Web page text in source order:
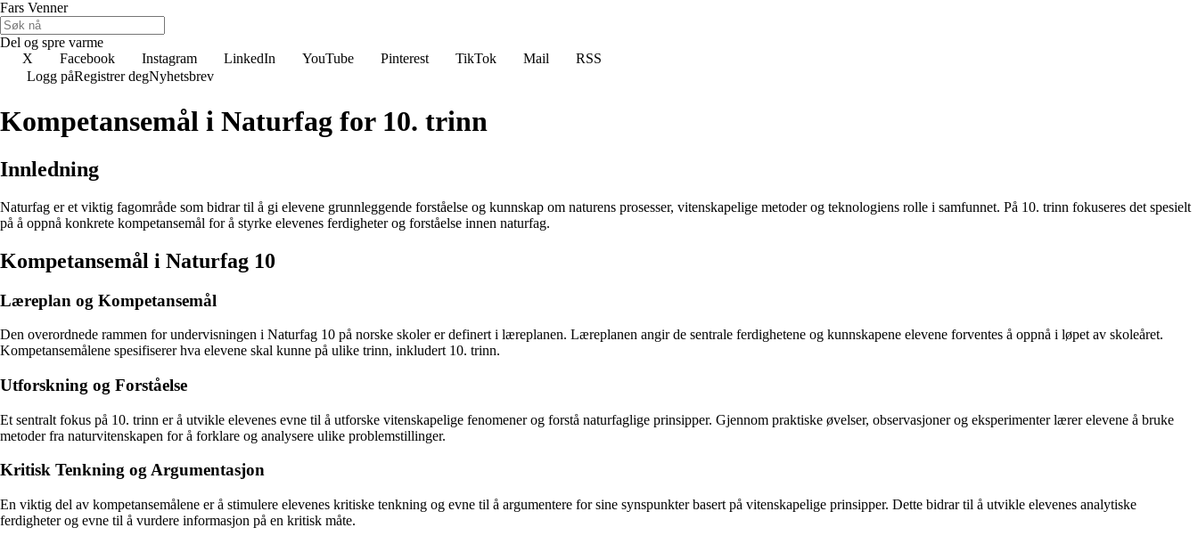
Fars Venner
Del og spre varme
X
Facebook Instagram LinkedIn YouTube Pinterest TikTok Mail
RSS
Logg påRegistrer degNyhetsbrev
Kompetansemål i Naturfag for 10. trinn
Innledning
Naturfag er et viktig fagområde som bidrar til å gi elevene grunnleggende forståelse og kunnskap om naturens prosesser, vitenskapelige metoder og teknologiens rolle i samfunnet. På 10. trinn fokuseres det spesielt
på å oppnå konkrete kompetansemål for å styrke elevenes ferdigheter og forståelse innen naturfag.
Kompetansemål i Naturfag 10
Læreplan og Kompetansemål
Den overordnede rammen for undervisningen i Naturfag 10 på norske skoler er definert i læreplanen. Læreplanen angir de sentrale ferdighetene og kunnskapene elevene forventes å oppnå i løpet av skoleåret.
Kompetansemålene spesifiserer hva elevene skal kunne på ulike trinn, inkludert 10. trinn.
Utforskning og Forståelse
Et sentralt fokus på 10. trinn er å utvikle elevenes evne til å utforske vitenskapelige fenomener og forstå naturfaglige prinsipper. Gjennom praktiske øvelser, observasjoner og eksperimenter lærer elevene å bruke
metoder fra naturvitenskapen for å forklare og analysere ulike problemstillinger.
Kritisk Tenkning og Argumentasjon
En viktig del av kompetansemålene er å stimulere elevenes kritiske tenkning og evne til å argumentere for sine synspunkter basert på vitenskapelige prinsipper. Dette bidrar til å utvikle elevenes analytiske
ferdigheter og evne til å vurdere informasjon på en kritisk måte.